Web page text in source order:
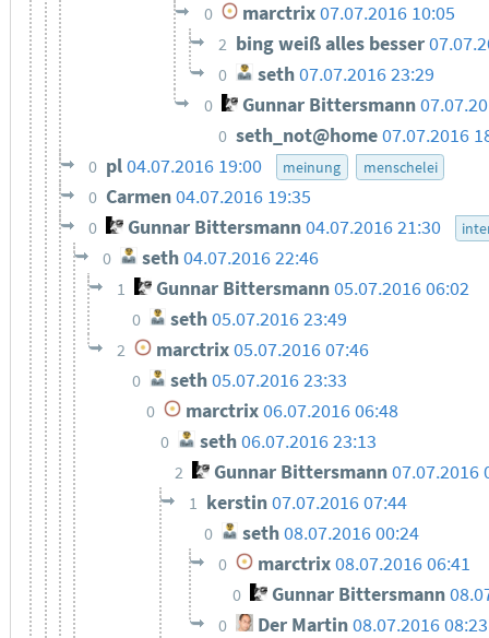
0 marctrix07.07.2016 10:05
2 bing weiß alles besser
0 seth 07.07.2016 23:29
0 Gunnar Bittersmann
0 seth_not@home07.07.2016
0 pl04.07.2016 19:00 meinung menschelei
0 Carmen04.07.2016 19:35
0 Gunnar Bittersmann04.07.2016 21:30
0 seth04.07.2016 22:46
1 Gunnar Bittersmann05.07.2016 06:02
0 seth05.07.2016 23:49
2 marctrix05.07.2016 07:46
0 seth05.07.2016 23:33
0 marctrix 06.07.2016 06:48
0 seth06.07.2016 23:13
2 Gunnar Bittersmann07.07.2016
1 kerstin07.07.2016 07:44
0 seth08.07.2016 00:24
0 marctrix 08.07.2016 06:41
0 Gunnar Bittersmann
0 Der Martin 08.07.2016 08:23